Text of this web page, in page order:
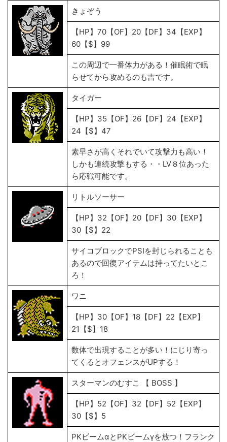
きょぞう
【HP】70【OF】20【DF】34【EXP】
60【$】99
この周辺で一番体力がある！催眠術で眠
らせてから攻めるのも吉です。
タイガー
【HP】35【OF】26【DF】24【EXP】
24【$】47
素早さが高くそれでいて攻撃力も高い！
しかも連続攻撃もする・・LV８位あった
ら応戦可能です。
リトルソーサー
【HP】32【OF】20【DF】30【EXP】
30【$】22
サイコブロックでPSIを封じられることも
あるので回復アイテムは持ってたいとこ
ろ！
ワニ
【HP】30【OF】18【DF】22【EXP】
21【$】18
数体で出現することが多い！にじり寄っ
てくるとオフェンスがUPする！
スターマンのむすこ 【 BOSS 】
【HP】52【OF】32【DF】52【EXP】
30【$】5
PKビームαとPKビームγを放つ！フランク